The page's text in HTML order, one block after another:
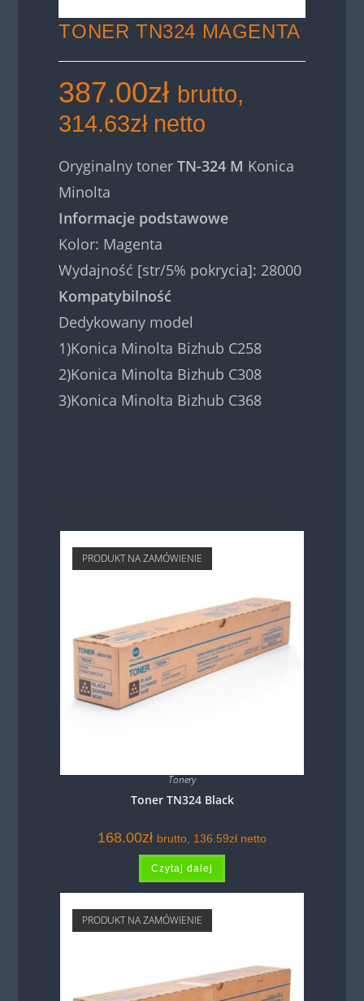
TONER TN324 MAGENTA
387.00zł brutto,
314.63złnetto
Oryginalny tonerTN-324 M Konica
Minolta
Informacje podstawowe
Kolor: Magenta
Wydajność [str/5% pokrycia]: 28000
Kompatybilność
Dedykowany model
1)Konica Minolta Bizhub C258
2)Konica Minolta Bizhub C308
3)Konica Minolta Bizhub C368
PRODUKT NA ZAMÓWIENIE
Tonery
Toner TN324 Black
168.00zł brutto, 136.59zł netto
Czytaj dalej
PRODUKT NA ZAMÓWIENIE